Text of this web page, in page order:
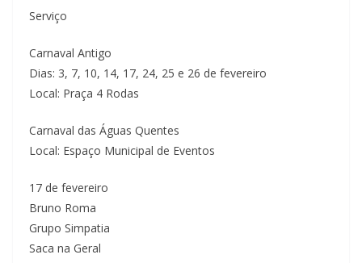
Serviço
Carnaval Antigo
Dias: 3, 7, 10, 14, 17, 24, 25 e 26 de fevereiro
Local: Praça 4 Rodas
Carnaval das Águas Quentes
Local: Espaço Municipal de Eventos
17 de fevereiro
Bruno Roma
Grupo Simpatia
Saca na Geral